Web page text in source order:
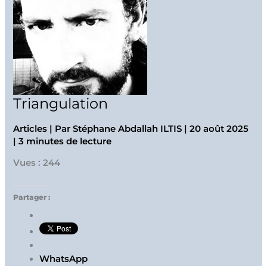
Triangulation
Articles | ParStéphane Abdallah ILTIS |20 août 2025
|3 minutes de lecture
Vues : 244
Partager :
WhatsApp